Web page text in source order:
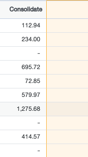
Consolidate
112.94
234.00
-
695.72
72.85
579.97
1,275.68
-
414.57
-